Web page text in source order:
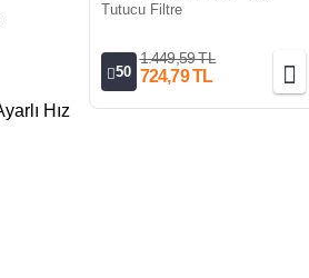
Tutucu Filtre
50
1.449,59 TL
724,79 TL